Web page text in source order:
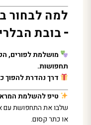
למה לבחור
– בובת
מושלמת לפורים,
תחפושות.
דרך נהדרת להפוך
טיפ להשלמת
שלבו את התחפושת עם
או כתר קסום.